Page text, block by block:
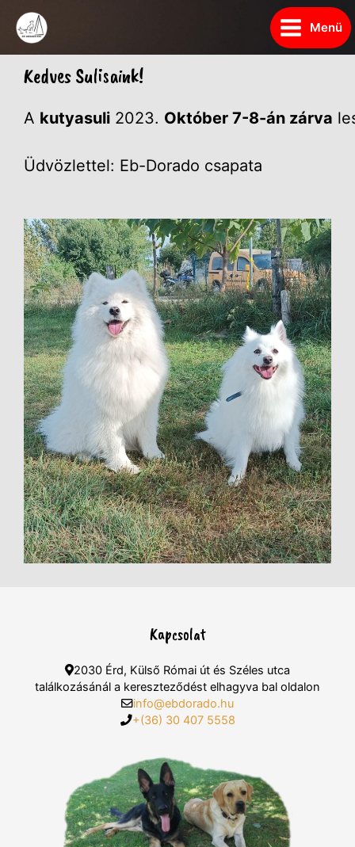
Menü
Kedves Sulisaink!
A kutyasuli 2023. Október 7-8-án zárva
Üdvözlettel: Eb-Dorado csapata
Kapcsolat
2030 Érd, Külső Római út és Széles utca
találkozásánál a kereszteződést elhagyva bal oldalon
info@ebdorado.hu
+(36) 30 407 5558